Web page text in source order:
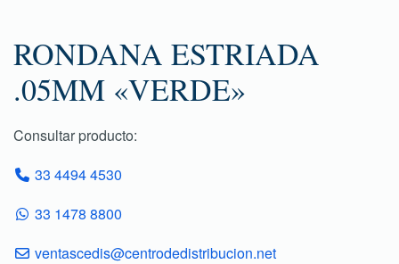
RONDANA ESTRIADA
.05MM «VERDE»
Consultar producto:
33 4494 4530
33 1478 8800
ventascedis@centrodedistribucion.net